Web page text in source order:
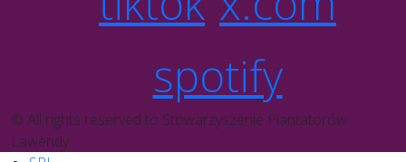
spotify
© All rights reserved to Stowarzyszenie Plantatorów
Lawendy